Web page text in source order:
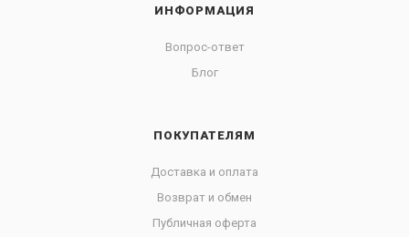
ИНФОРМАЦИЯ
Вопрос-ответ
Блог
ПОКУПАТЕЛЯМ
Доставка и оплата
Возврат и обмен
Публичная оферта